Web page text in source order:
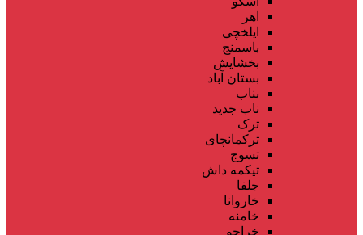
اهر
ایلخچی
باسمنج
بخشایش
بستان آباد
بناب
ناب جدید
ترک
ترکمانچای
تسوج
تیکمه داش
جلفا
خاروانا
خامنه
خراجو